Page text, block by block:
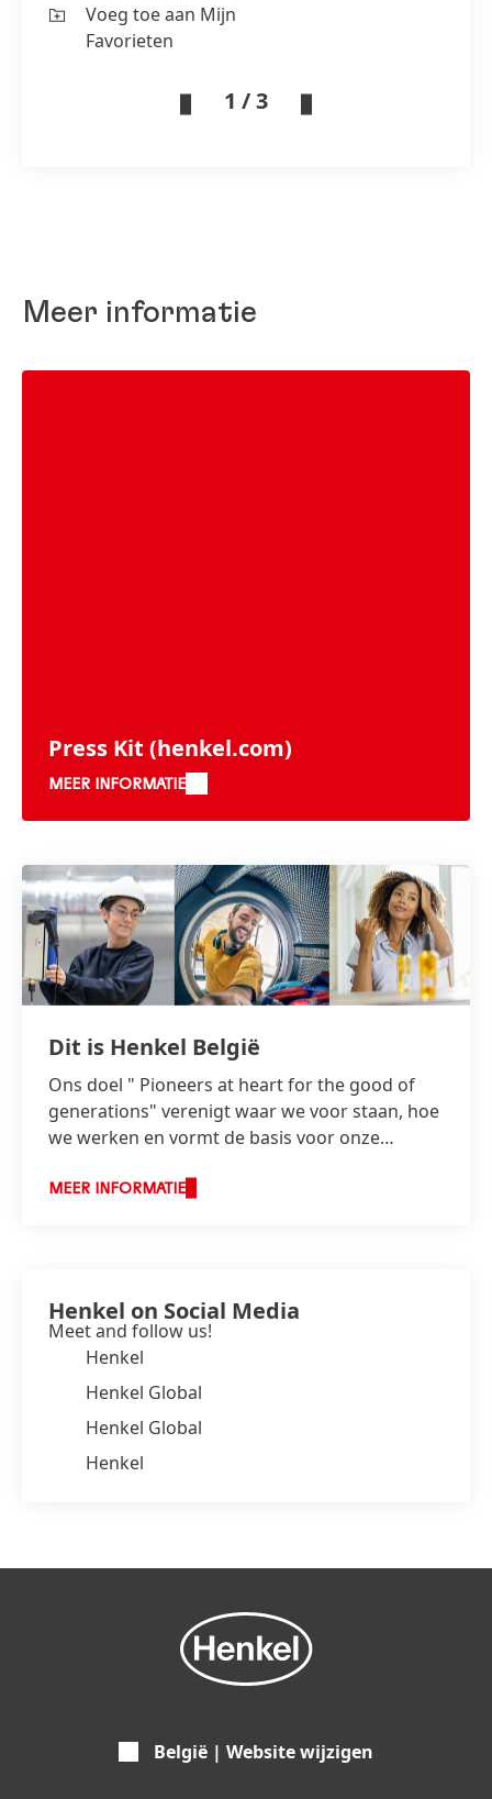
Voeg toe aan Mijn
Favorieten
1 / 3
Meer informatie
Press Kit (henkel.com)
MEER INFORMATIE
Dit is Henkel België
Ons doel " Pioneers at heart for the good of
generations" verenigt waar we voor staan, hoe
we werken en vormt de basis voor onze
MEER INFORMATIE
Henkel on Social Media
Meet and follow us!
Henkel
Henkel Global
Henkel Global
Henkel
België | Website wijzigen